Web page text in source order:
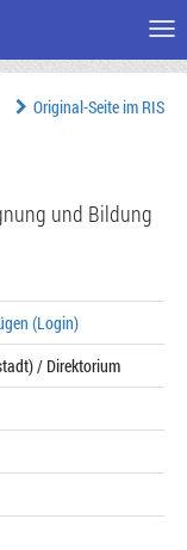
Original-Seite im RIS
und Bildung
(Login)
/ Direktorium